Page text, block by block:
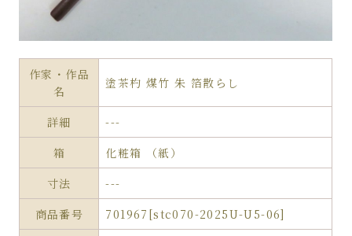
作家・作品
名
塗茶杓 煤竹 朱 箔散らし
詳細
---
箱
化粧箱 （紙）
寸法
---
商品番号
701967[stc070-2025U-U5-06]